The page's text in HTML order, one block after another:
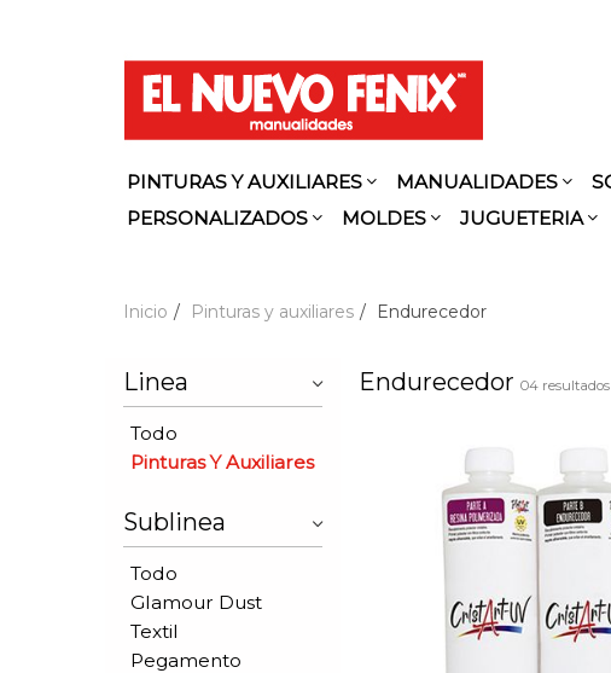
PINTURAS Y AUXILIARES MANUALIDADES
PERSONALIZADOS
MOLDES JUGUETERIA
Inicio Pinturas y auxiliares Endurecedor
Linea
Todo
Pinturas Y Auxiliares
Sublinea
Todo
Glamour Dust
Textil
Pegamento
Endurecedor 04 resultados